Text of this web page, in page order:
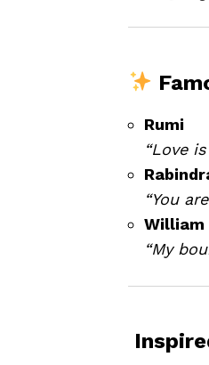
Rumi
“Love
“You
William
“My